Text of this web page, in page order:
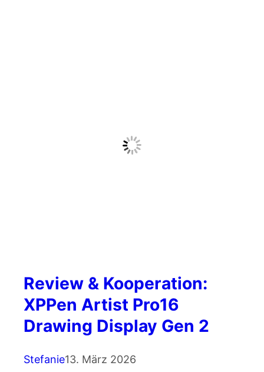
Review & Kooperation:
XPPen Artist Pro16
Drawing Display Gen 2
Stefanie13. März 2026